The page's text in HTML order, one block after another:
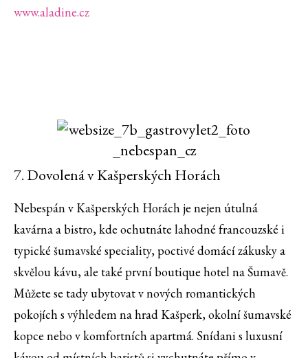
www.aladine.cz
7. Dovolená v Kašperských Horách
Nebespán v Kašperských Horách je nejen útulná
kavárna a bistro, kde ochutnáte lahodné francouzské i
typické šumavské speciality, poctivé domácí zákusky a
skvělou kávu, ale také první boutique hotel na Šumavě.
Můžete se tady ubytovat v nových romantických
pokojích s výhledem na hrad Kašperk, okolní šumavské
kopce nebo v komfortních apartmá. Snídani s luxusní